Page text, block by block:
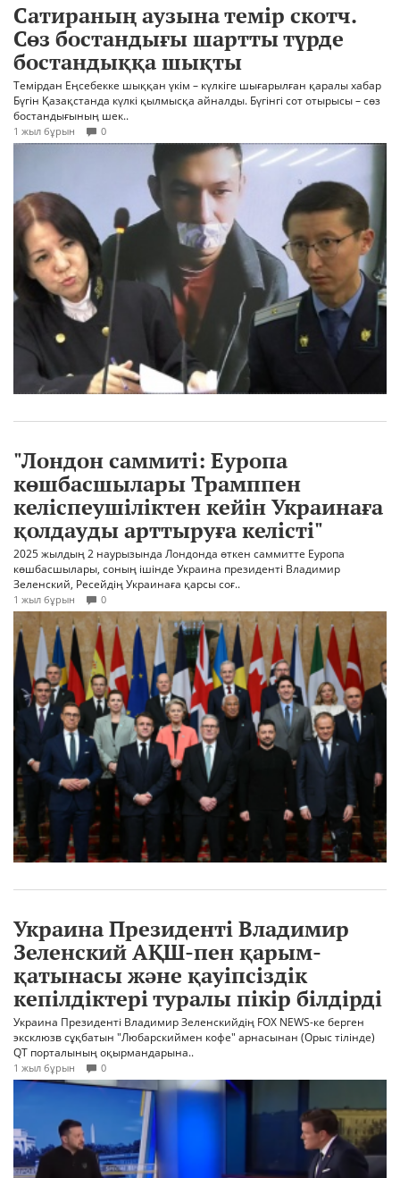
Сатираның аузына темір скотч.
Сөз бостандығы шартты түрде
бостандыққа шықты
Темірдан Еңсебекке шыққан үкім – күлкіге шығарылған қаралы хабар
Бүгін Қазақстанда күлкі қылмысқа айналды. Бүгінгі сот отырысы – сөз
бостандығының шек..
1 жыл бұрын 0
"Лондон саммиті: Еуропа
көшбасшылары Трамппен
келіспеушіліктен кейін Украинаға
қолдауды арттыруға келісті"
2025 жылдың 2 наурызында Лондонда өткен саммитте Еуропа
көшбасшылары, соның ішінде Украина президенті Владимир
Зеленский, Ресейдің Украинаға қарсы соғ..
1 жыл бұрын 0
Украина Президенті Владимир
Зеленский АҚШ-пен қарым-
қатынасы және қауіпсіздік
кепілдіктері туралы пікір білдірді
Украина Президенті Владимир Зеленскийдің FOX NEWS-ке берген
эксклюзв сұқбатын "Любарскиймен кофе" арнасынан (Орыс тілінде)
QT порталының оқырмандарына..
1 жыл бұрын 0